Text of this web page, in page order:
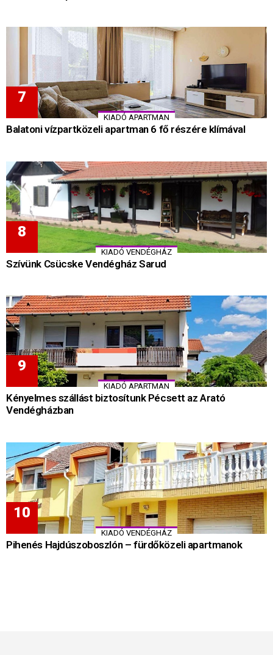
KIADÓ APARTMAN
Balatoni vízpartközeli apartman 6 fő részére klímával
KIADÓ VENDÉGHÁZ
Szívünk Csücske Vendégház Sarud
KIADÓ APARTMAN
Kényelmes szállást biztosítunk Pécsett az Arató
Vendégházban
KIADÓ VENDÉGHÁZ
Pihenés Hajdúszoboszlón – fürdőközeli apartmanok